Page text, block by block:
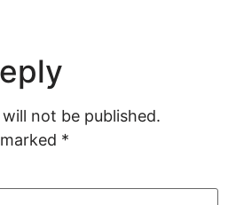
not be published.
*